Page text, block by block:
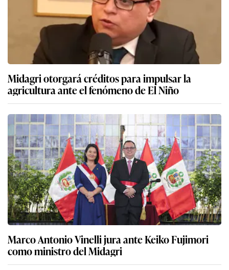
Midagri otorgará créditos para impulsar la
agricultura ante el fenómeno de El Niño
Marco Antonio Vinelli jura ante Keiko Fujimori
como ministro del Midagri